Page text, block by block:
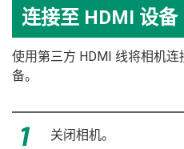
连接至 HDMI 设备
使用第三方 HDMI 线将相机
备。
关闭相机。